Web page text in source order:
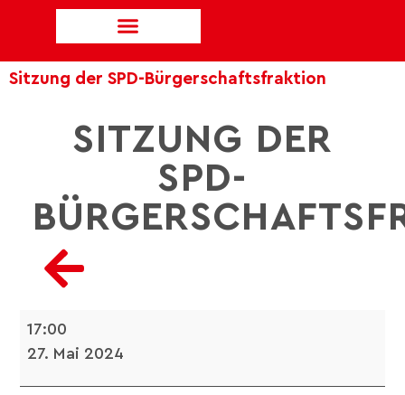
Sitzung der SPD-Bürgerschaftsfraktion
SITZUNG DER
SPD-
17:00
27. Mai 2024